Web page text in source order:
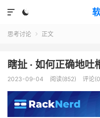


思考讨论  正文
瞎扯 · 如何正确地吐
2023-09-04 阅读(852) 评论